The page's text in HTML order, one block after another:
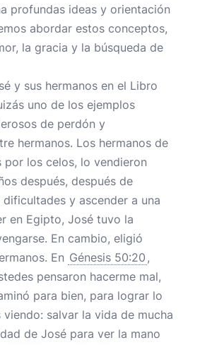
profundas ideas y orientación
abordar estos conceptos,
la gracia y la búsqueda de
y sus hermanos en el Libro
uno de los ejemplos
de perdón y
hermanos. Los hermanos de
por los celos, lo vendieron
después, después de
y ascender a una
en Egipto, José tuvo la
En cambio, eligió
En Génesis 50:20 ,
pensaron hacerme mal,
para bien, para lograr lo
salvar la vida de mucha
de José para ver la mano